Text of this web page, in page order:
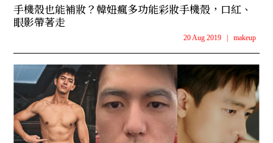
手機殼也能補妝？韓妞瘋多功能彩妝手機殼，口紅、
眼影帶著走
20 Aug 2019 makeup